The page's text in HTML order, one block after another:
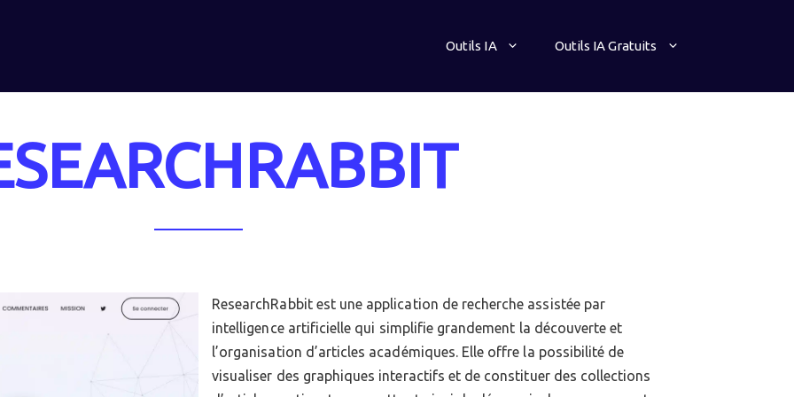
Outils IA Outils IA Gratuits
ResearchRabbit est une application de recherche assistée par
intelligence artificielle qui simplifie grandement la découverte et
l’organisation d’articles académiques. Elle offre la possibilité de
visualiser des graphiques interactifs et de constituer des collections